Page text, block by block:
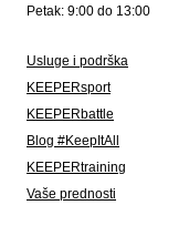
Petak: 9:00 do 13:00
Usluge i podrška
KEEPERsport
KEEPERbattle
Blog #KeepItAll
KEEPERtraining
Vaše prednosti